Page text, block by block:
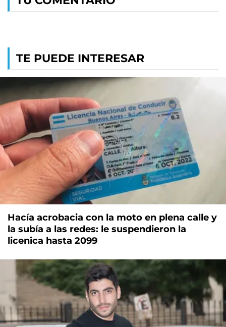
TE PUEDE INTERESAR
Hacía acrobacia con la moto en plena calle y
la subía a las redes: le suspendieron la
licenica hasta 2099